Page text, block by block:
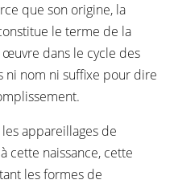
que son origine, la
le terme de la
œuvre dans le cycle des
ni nom ni suffixe pour dire
appareillages de
cette naissance, cette
les formes de